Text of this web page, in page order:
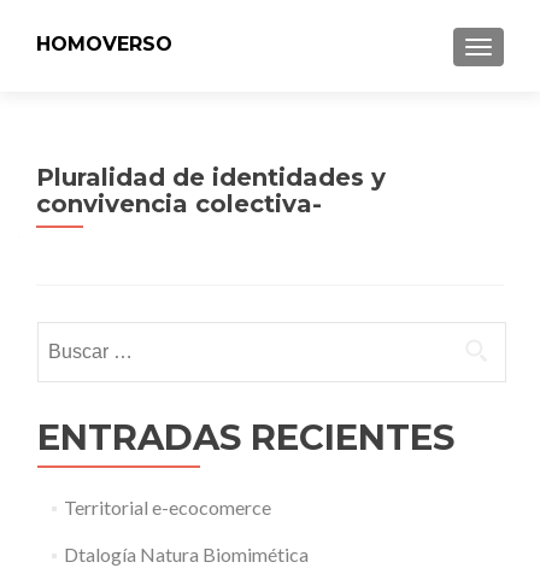
MENU
HOMOVERSO
Pluralidad de identidades y
convivencia colectiva-
ENTRADAS RECIENTES
Territorial e-ecocomerce
Dtalogía Natura Biomimética